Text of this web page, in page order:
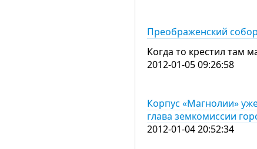
Преображенский
Когда то крестил там
2012-01-05 09:26:58
Корпус «Магнолии»
глава земкомиссии
2012-01-04 20:52:34